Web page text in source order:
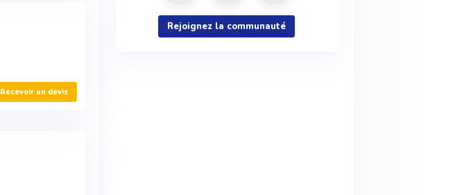
Recevoir un devis
Rejoignez la communauté